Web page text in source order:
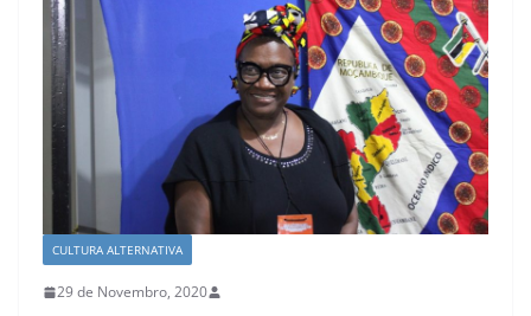
CULTURA ALTERNATIVA
29 de Novembro, 2020